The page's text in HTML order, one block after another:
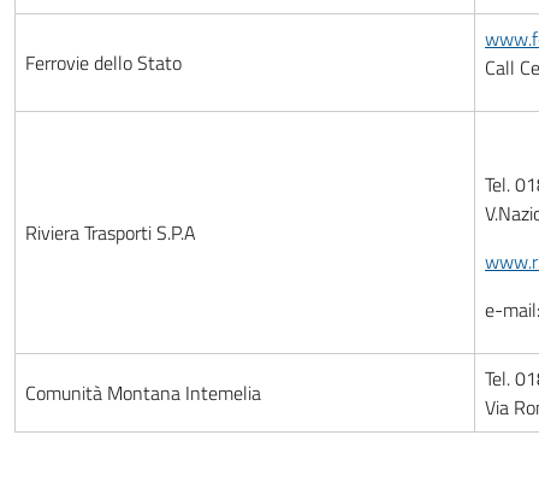
Ferrovie dello Stato
Call
Riviera Trasporti S.P.A
Tel.
e-
Comunità Montana Intemelia
Tel.
Via